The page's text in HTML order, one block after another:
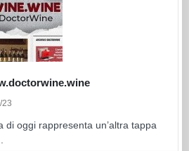
23
di oggi rappresenta un’altra tappa